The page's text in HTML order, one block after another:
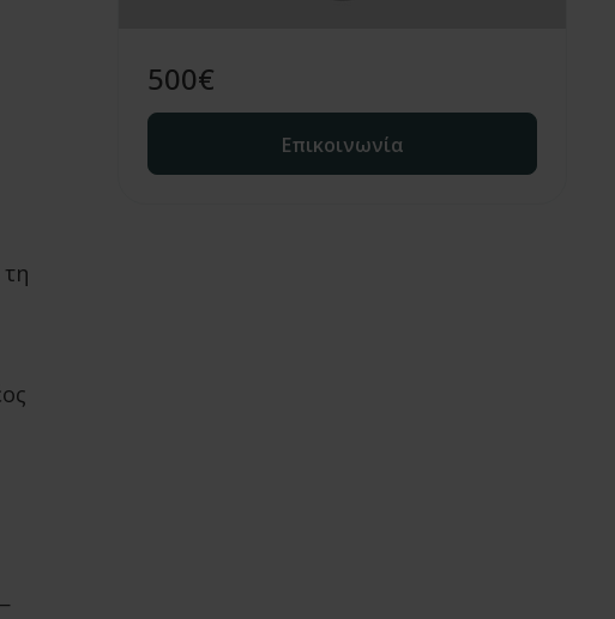
500€
Επικοινωνία